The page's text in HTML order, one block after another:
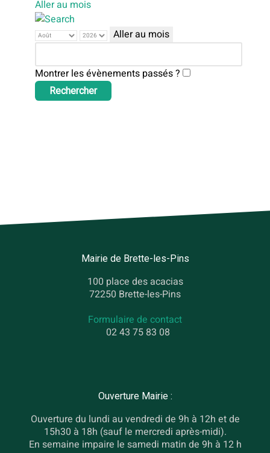
Aller au mois
Aller au mois
Montrer les évènements passés ?
Mairie de Brette-les-Pins
100 place des acacias
72250 Brette-les-Pins
Formulaire de contact
02 43 75 83 08
Ouverture Mairie :
Ouverture du lundi au vendredi de 9h à 12h et de
15h30 à 18h (sauf le mercredi après-midi).
En semaine impaire le samedi matin de 9h à 12 h